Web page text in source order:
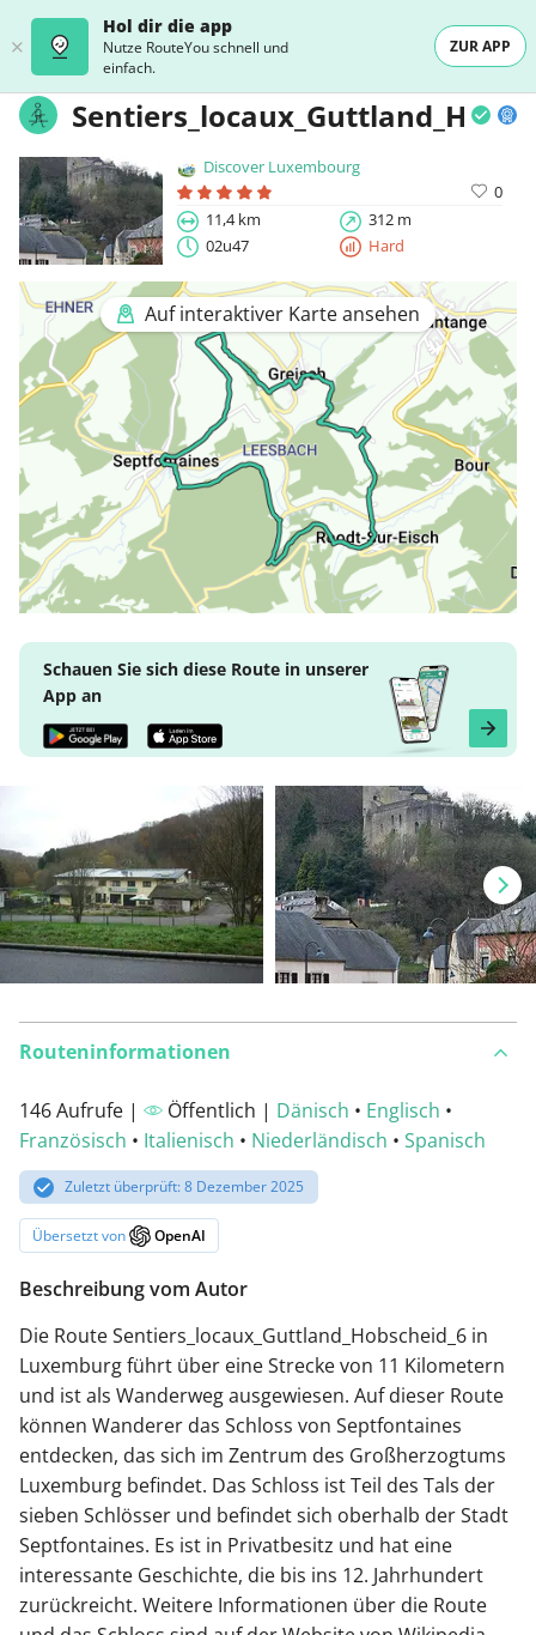
Hol dir die app
Nutze RouteYou schnell und
einfach.
ZUR APP
Discover Luxembourg
0
11,4 km
312 m
02u47
Hard
Auf interaktiver Karte ansehen
Schauen Sie sich diese Route in unserer
App an
Routeninformationen
146 Aufrufe | Öffentlich | Dänisch • Englisch •
Französisch • Italienisch • Niederländisch • Spanisch
Zuletzt überprüft: 8 Dezember 2025
Übersetzt von OpenAI
Beschreibung vom Autor
Die Route Sentiers_locaux_Guttland_Hobscheid_6 in
Luxemburg führt über eine Strecke von 11 Kilometern
und ist als Wanderweg ausgewiesen. Auf dieser Route
können Wanderer das Schloss von Septfontaines
entdecken, das sich im Zentrum des Großherzogtums
Luxemburg befindet. Das Schloss ist Teil des Tals der
sieben Schlösser und befindet sich oberhalb der Stadt
Septfontaines. Es ist in Privatbesitz und hat eine
interessante Geschichte, die bis ins 12. Jahrhundert
zurückreicht. Weitere Informationen über die Route